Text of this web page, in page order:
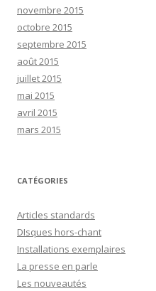
novembre 2015
octobre 2015
septembre 2015
août 2015
juillet 2015
mai 2015
avril 2015
mars 2015
CATÉGORIES
Articles standards
DIsques hors-chant
Installations exemplaires
La presse en parle
Les nouveautés